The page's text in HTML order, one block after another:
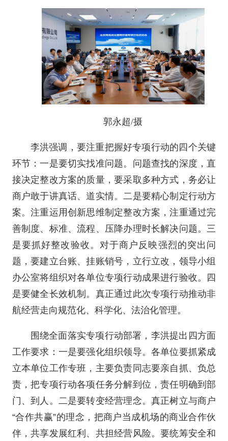
郭永超/摄
李洪强调，要注重把握好专项行动的四个关键
环节：一是要切实找准问题。问题查找的深度，直
接决定整改方案的质量，要采取多种方式，务必让
商户敢于讲真话、道实情。二是要精心制定行动方
案。注重运用创新思维制定整改方案，注重通过完
善制度、标准、流程、压降办理时长解决问题。三
是要抓好整改验收。对于商户反映强烈的突出问
题，要建立台账、挂账销号，立行立改，领导小组
办公室将组织对各单位专项行动成果进行验收。四
是要健全长效机制。真正通过此次专项行动推动非
航经营走向规范化、科学化、法治化管理。
围绕全面落实专项行动部署，李洪提出四方面
工作要求：一是要强化组织领导。各单位要抓紧成
立本单位工作专班，主要负责同志要亲自抓、负总
责，把专项行动各项任务分解到位，责任明确到部
门、到人。二是要转变经营理念。真正树立与商户
“合作共赢”的理念，把商户当成机场的商业合作伙
伴，共享发展红利、共担经营风险。要统筹安全和